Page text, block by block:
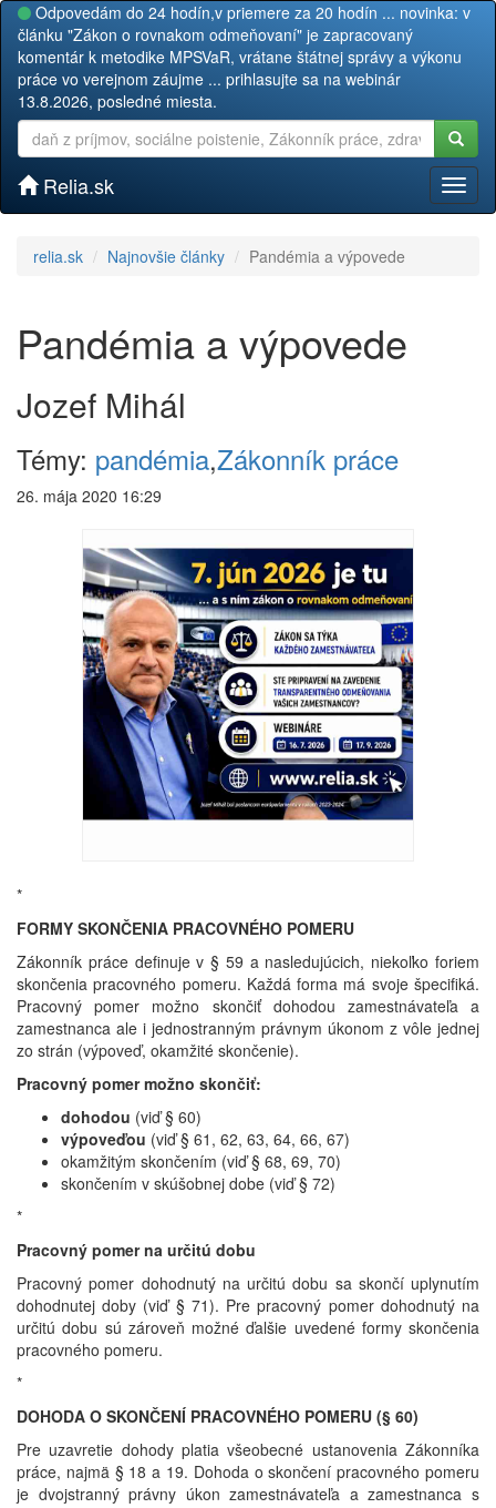
Odpovedám do 24 hodín,v priemere za 20 hodín ... novinka: v
článku "Zákon o rovnakom odmeňovaní" je zapracovaný
komentár k metodike MPSVaR, vrátane štátnej správy a výkonu
práce vo verejnom záujme ... prihlasujte sa na webinár
13.8.2026, posledné miesta.
Relia.sk
relia.sk Najnovšie články Pandémia a výpovede
Pandémia a výpovede
Jozef Mihál
Témy: pandémia,Zákonník práce
26. mája 2020 16:29
*
FORMY SKONČENIA PRACOVNÉHO POMERU
Zákonník práce definuje v § 59 a nasledujúcich, niekoľko foriem
skončenia pracovného pomeru. Každá forma má svoje špecifiká.
Pracovný pomer možno skončiť dohodou zamestnávateľa a
zamestnanca ale i jednostranným právnym úkonom z vôle jednej
zo strán (výpoveď, okamžité skončenie).
Pracovný pomer možno skončiť:
dohodou (viď § 60)
výpoveďou (viď § 61, 62, 63, 64, 66, 67)
okamžitým skončením (viď § 68, 69, 70)
skončením v skúšobnej dobe (viď § 72)
*
Pracovný pomer na určitú dobu
Pracovný pomer dohodnutý na určitú dobu sa skončí uplynutím
dohodnutej doby (viď § 71). Pre pracovný pomer dohodnutý na
určitú dobu sú zároveň možné ďalšie uvedené formy skončenia
pracovného pomeru.
*
DOHODA O SKONČENÍ PRACOVNÉHO POMERU (§ 60)
Pre uzavretie dohody platia všeobecné ustanovenia Zákonníka
práce, najmä § 18 a 19. Dohoda o skončení pracovného pomeru
je dvojstranný právny úkon zamestnávateľa a zamestnanca s